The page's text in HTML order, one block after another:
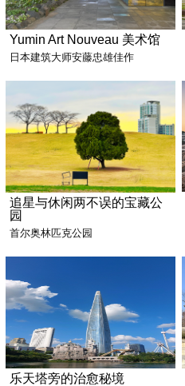
Yumin Art Nouveau 美术馆
日本建筑大师安藤忠雄佳作
追星与休闲两不误的宝藏公
园
首尔奥林匹克公园
乐天塔旁的治愈秘境